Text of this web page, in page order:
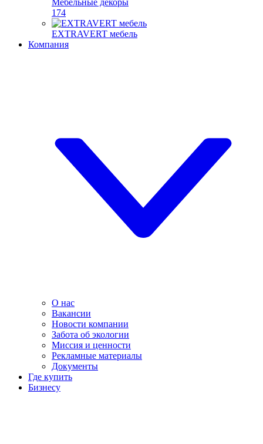
Мебельные декоры
174
EXTRAVERT мебель
Компания
О нас
Вакансии
Новости компании
Забота об экологии
Миссия и ценности
Рекламные материалы
Документы
Где купить
Бизнесу